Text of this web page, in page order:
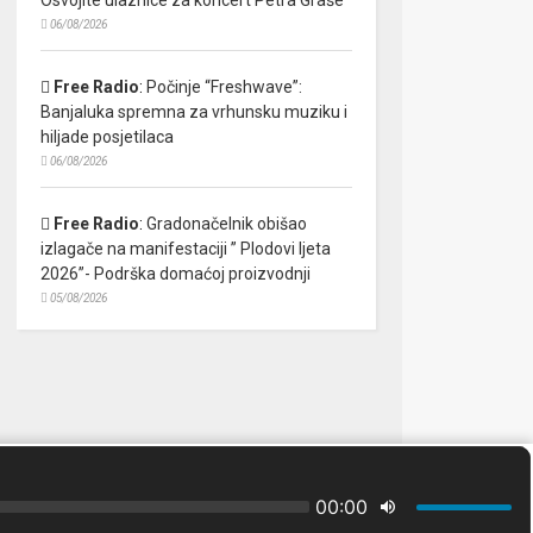
06/08/2026
Free Radio: Počinje “Freshwave”:
Banjaluka spremna za vrhunsku muziku i
hiljade posjetilaca
06/08/2026
Free Radio: Gradonačelnik obišao
izlagače na manifestaciji ” Plodovi ljeta
2026”- Podrška domaćoj proizvodnji
05/08/2026